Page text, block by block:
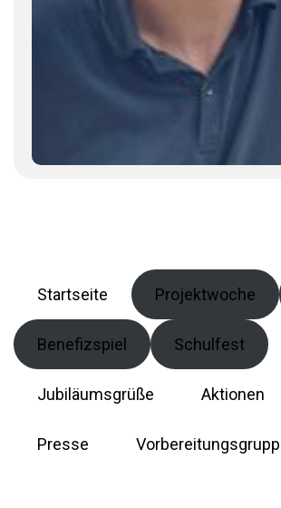
Startseite Projektwoche
Benefizspiel Schulfest
Jubiläumsgrüße Aktionen
Presse